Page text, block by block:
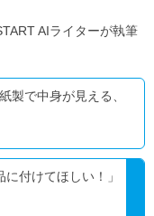
AIライターが執筆
製で中身が見える、
付けてほしい！」